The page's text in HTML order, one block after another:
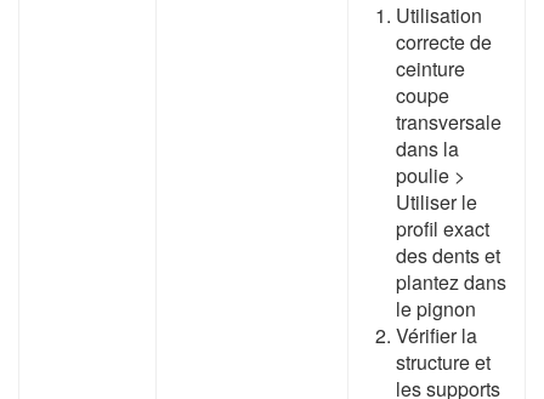
Utilisation
correcte de
ceinture
coupe
transversale
dans la
poulie >
Utiliser le
profil exact
des dents et
plantez dans
le pignon
Vérifier la
structure et
les supports